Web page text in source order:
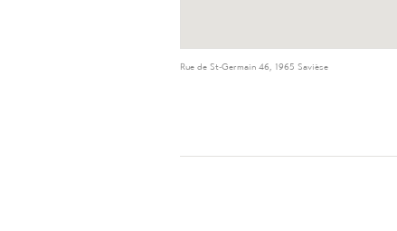
Rue de St-Germain 46, 1965 Savièse